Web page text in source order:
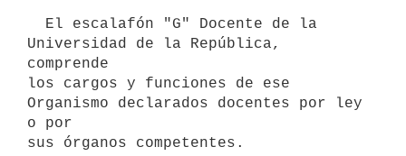
Universidad de la República,
comprende
los cargos y funciones de ese
Organismo declarados docentes por ley
o por